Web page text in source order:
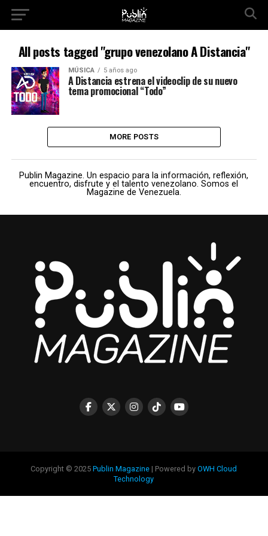
All posts tagged "grupo venezolano A Distancia"
MÚSICA 5 años ago
A Distancia estrena el videoclip de su nuevo
tema promocional “Todo”
MORE POSTS
Publin Magazine. Un espacio para la información, reflexión,
encuentro, disfrute y el talento venezolano. Somos el
Magazine de Venezuela.
Copyright © 2025Publin Magazine | Powered byOWH Cloud
Technology